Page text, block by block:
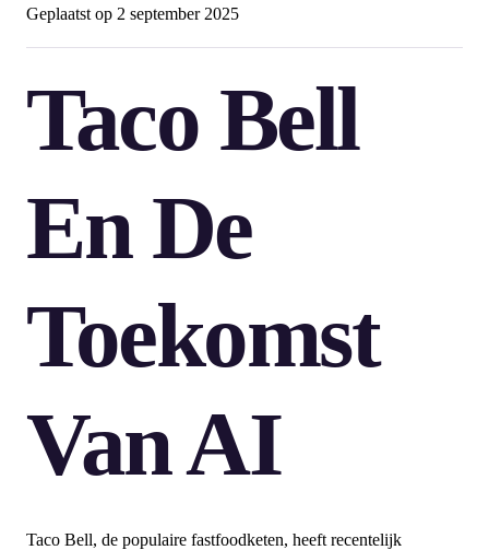
Geplaatst op 2 september 2025
Taco Bell
En De
Toekomst
Van AI
Taco Bell, de populaire fastfoodketen, heeft recentelijk